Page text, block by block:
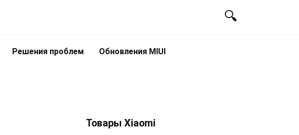
Решения проблем Обновления MIUI
Товары Xiaomi